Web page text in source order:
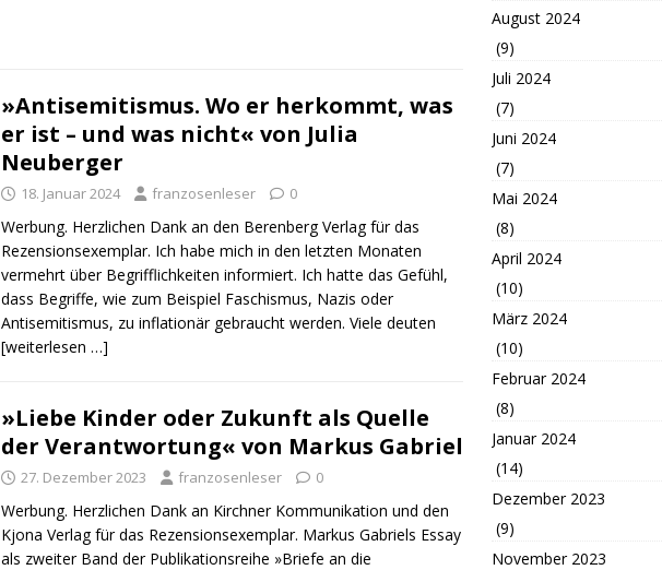
»Antisemitismus. Wo er herkommt, was
er ist – und was nicht« von Julia
Neuberger
18. Januar 2024 franzosenleser 0
Werbung. Herzlichen Dank an den Berenberg Verlag für das
Rezensionsexemplar. Ich habe mich in den letzten Monaten
vermehrt über Begrifflichkeiten informiert. Ich hatte das Gefühl,
dass Begriffe, wie zum Beispiel Faschismus, Nazis oder
Antisemitismus, zu inflationär gebraucht werden. Viele deuten
[weiterlesen …]
»Liebe Kinder oder Zukunft als Quelle
der Verantwortung« von Markus Gabriel
27. Dezember 2023 franzosenleser 0
Werbung. Herzlichen Dank an Kirchner Kommunikation und den
Kjona Verlag für das Rezensionsexemplar. Markus Gabriels Essay
als zweiter Band der Publikationsreihe »Briefe an die
August 2024
(9)
Juli 2024
(7)
Juni 2024
(7)
Mai 2024
(8)
April 2024
(10)
März 2024
(10)
Februar 2024
(8)
Januar 2024
(14)
Dezember 2023
(9)
November 2023